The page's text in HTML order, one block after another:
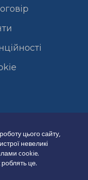
цього сайту,
невеликі
cookie.
це.